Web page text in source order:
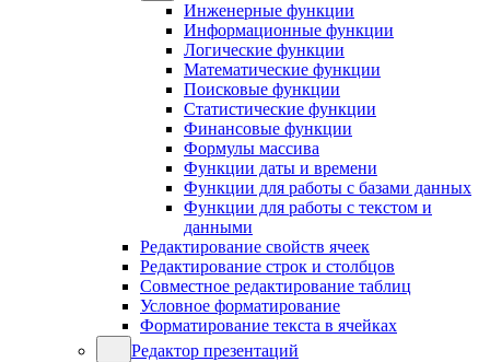
Инженерные функции
Информационные функции
Логические функции
Математические функции
Поисковые функции
Статистические функции
Финансовые функции
Формулы массива
Функции даты и времени
Функции для работы с базами данных
Функции для работы с текстом и
данными
Редактирование свойств ячеек
Редактирование строк и столбцов
Совместное редактирование таблиц
Условное форматирование
Форматирование текста в ячейках
Редактор презентаций